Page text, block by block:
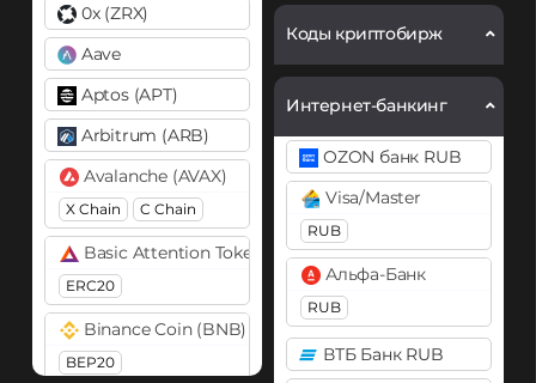
0x (ZRX)
Aave
Aptos (APT)
Arbitrum (ARB)
Avalanche (AVAX)
X Chain C Chain
Basic Attention Token (BAT)
ERC20
Binance Coin (BNB)
BEP20
Коды криптобирж
Интернет-банкинг
OZON банк RUB
Visa/Master
RUB
Альфа-Банк
RUB
ВТБ Банк RUB